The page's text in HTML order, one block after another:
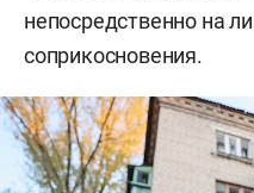
непосредственно на
соприкосновения.